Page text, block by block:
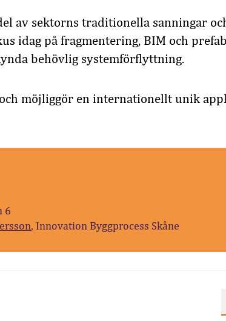
av sektorns traditionella sanningar
idag på fragmentering, BIM och
behövlig systemförflyttning.
möjliggör en internationellt unik
6
, Innovation Byggprocess Skåne